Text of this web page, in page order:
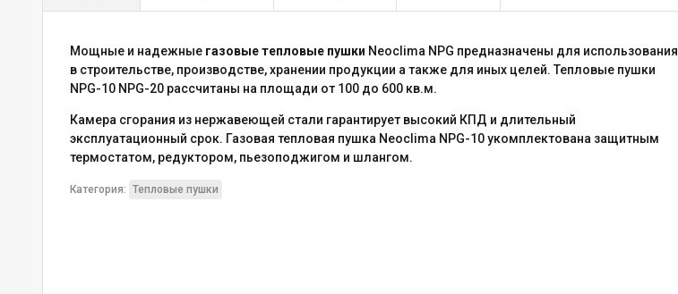
Мощные и надежные газовые тепловые пушки Neoclima NPG предназначены для использования
в строительстве, производстве, хранении продукции а также для иных целей. Тепловые пушки
NPG-10 NPG-20 рассчитаны на площади от 100 до 600 кв.м.
Камера сгорания из нержавеющей стали гарантирует высокий КПД и длительный
эксплуатационный срок. Газовая тепловая пушка Neoclima NPG-10 укомплектована защитным
термостатом, редуктором, пьезоподжигом и шлангом.
Категория: Тепловые пушки